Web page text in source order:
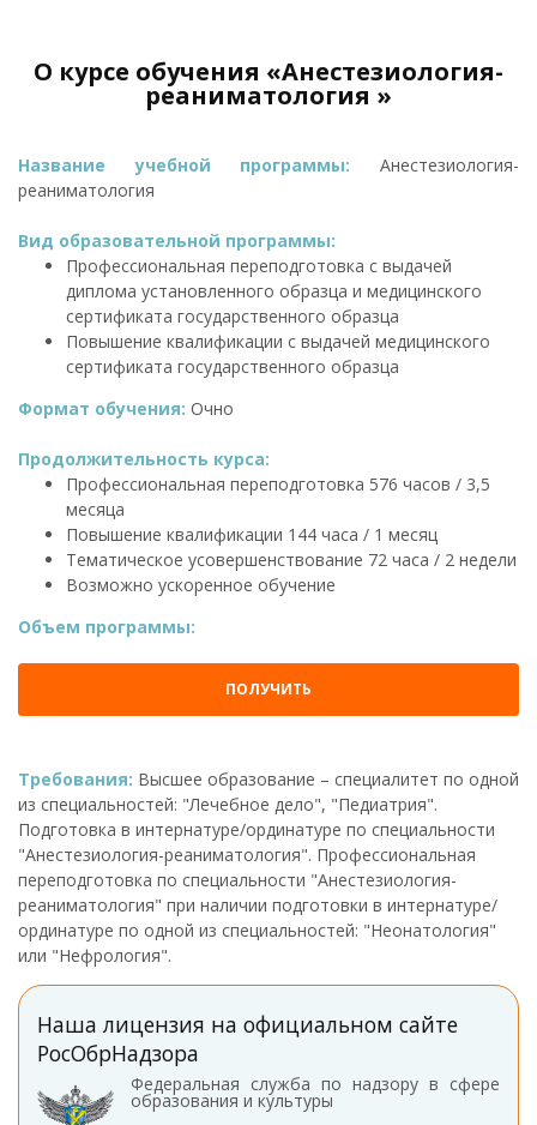
О курсе обучения «Анестезиология-
реаниматология »
Название учебной программы: Анестезиология-
реаниматология
Вид образовательной программы:
Профессиональная переподготовка с выдачей
диплома установленного образца и медицинского
сертификата государственного образца
Повышение квалификации с выдачей медицинского
сертификата государственного образца
Формат обучения: Очно
Продолжительность курса:
Профессиональная переподготовка 576 часов / 3,5
месяца
Повышение квалификации 144 часа / 1 месяц
Тематическое усовершенствование 72 часа / 2 недели
Возможно ускоренное обучение
Объем программы:
ПОЛУЧИТЬ
Требования: Высшее образование – специалитет по одной
из специальностей: "Лечебное дело", "Педиатрия".
Подготовка в интернатуре/ординатуре по специальности
"Анестезиология-реаниматология". Профессиональная
переподготовка по специальности "Анестезиология-
реаниматология" при наличии подготовки в интернатуре/
ординатуре по одной из специальностей: "Неонатология"
или "Нефрология".
Наша лицензия на официальном сайте
РосОбрНадзора
Федеральная служба по надзору в сфере
образования и культуры